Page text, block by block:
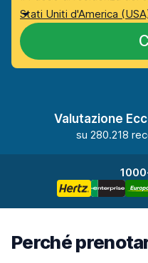
Stati Uniti d'America
Valutazione
su 280.218
Perché